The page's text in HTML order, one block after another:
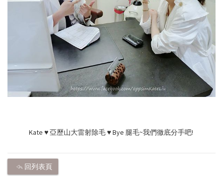
Kate ♥ 亞歷山大雷射除毛 ♥ Bye 腿毛~我們徹底分手吧!
回列表頁